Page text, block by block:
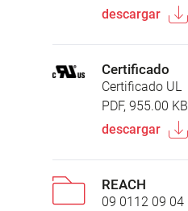
descargar
Certificado
Certificado UL
PDF, 955.00 KB
descargar
REACH
09 0112 09 04